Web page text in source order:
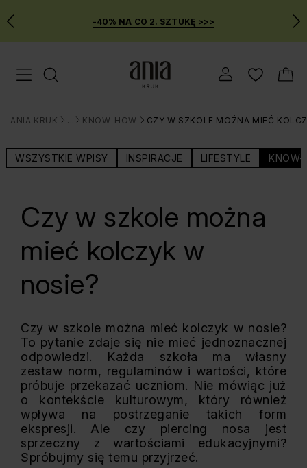
Przejdź
do
MENU
-40% NA CO 2. SZTUKĘ >>>
Menu mobilne
ANIA KRUK
>
BLOG
>
KNOW-HOW
>
CZY W SZKOLE MOŻNA MIEĆ
WSZYSTKIE WPISY INSPIRACJE LIFESTYLE KNOW-
Czy w szkole można
mieć kolczyk w
nosie?
Czy w szkole można mieć kolczyk w nosie?
To pytanie zdaje się nie mieć jednoznacznej
odpowiedzi. Każda szkoła ma własny
zestaw norm, regulaminów i wartości, które
próbuje przekazać uczniom. Nie mówiąc już
o kontekście kulturowym, który również
wpływa na postrzeganie takich form
ekspresji. Ale czy piercing nosa jest
sprzeczny z wartościami edukacyjnymi?
Spróbujmy się temu przyjrzeć.